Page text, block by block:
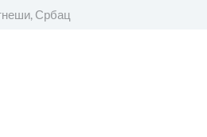
Србац